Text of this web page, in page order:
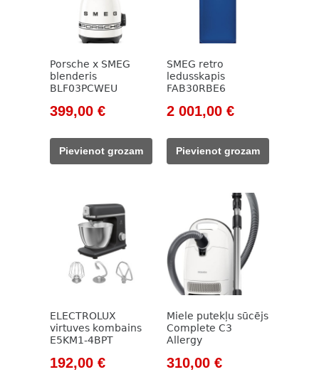
Porsche x SMEG
blenderis
BLF03PCWEU
Original
was:
499,00 €.
399,00 €Current
399,00 €.
Pievienot grozam
SMEG retro
ledusskapis
FAB30RBE6
Original
was:
2
2 001,00 €Current
Pievienot grozam
ELECTROLUX
virtuves kombains
E5KM1-4BPT
Original
192,00 €Current
Miele putekļu sūcējs
Complete C3
Allergy
Original
310,00 €Current